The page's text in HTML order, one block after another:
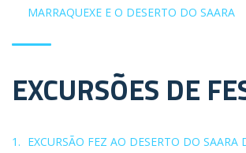
MARRAQUEXE E O DESERTO DO SAARA
EXCURSÕES DE
EXCURSÃO FEZ AO DESERTO DO SAARA